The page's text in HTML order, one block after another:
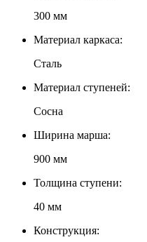
300 мм
Материал каркаса:
Сталь
Материал ступеней:
Сосна
Ширина марша:
900 мм
Толщина ступени:
40 мм
Конструкция: